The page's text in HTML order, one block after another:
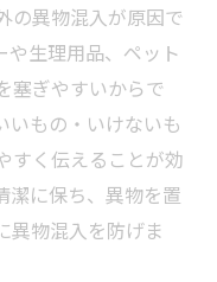
の異物混入が原因で
や生理用品、ペット
塞ぎやすいからで
いもの・いけないも
すく伝えることが効
潔に保ち、異物を置
異物混入を防げま